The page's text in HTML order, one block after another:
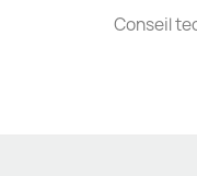
Conseil